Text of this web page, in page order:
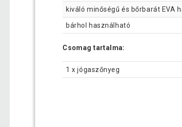
kiváló minőségű és bőrbarát EVA
bárhol használható
Csomag tartalma:
1 x jógaszőnyeg